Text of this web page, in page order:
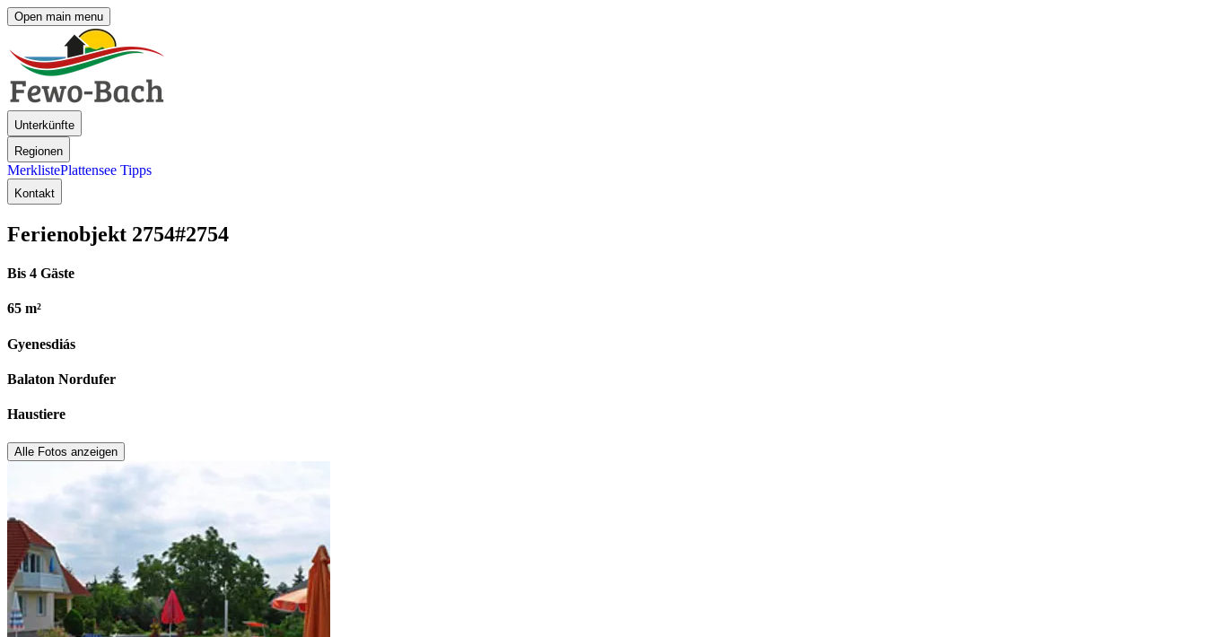
Open main menu
Unterkünfte
Regionen
MerklistePlattensee Tipps
Kontakt
Ferienobjekt 2754#2754
Bis 4 Gäste
65 m²
Gyenesdiás
Balaton Nordufer
Haustiere
Alle Fotos anzeigen